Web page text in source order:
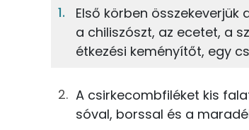
133gcsirkecomb
3galmaecet
5%
Fehérje
TOP ásványi
Nátrium
Első körben
a chiliszószt, az ecetet, a
étkezési keményítőt, egy
A csirkecombfiléket kis
sóval, borssal és a